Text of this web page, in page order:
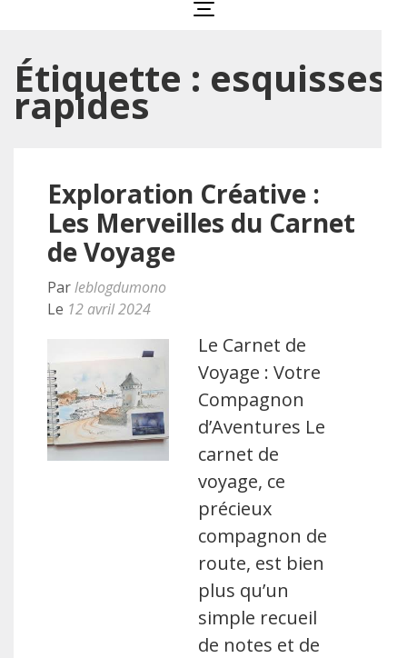
Étiquette : esquisses
rapides
Exploration Créative :
Les Merveilles du Carnet
de Voyage
Parleblogdumono
Le 12 avril 2024
Le Carnet de
Voyage : Votre
Compagnon
d’Aventures Le
carnet de
voyage, ce
précieux
compagnon de
route, est bien
plus qu’un
simple recueil
de notes et de